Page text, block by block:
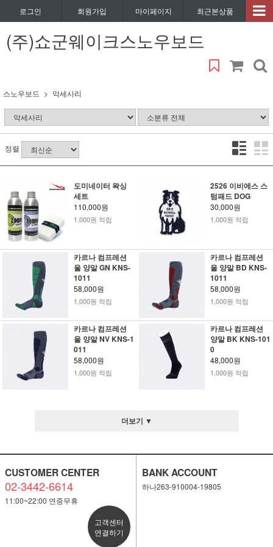
로그인 회원가입 마이페이지 최근본상품
(주)쇼군웨이크스노우보드
스노우보드 악세사리
정렬
도미네이터 왁싱
세트
110,000원
1,000원 적립
2526 이비에스 스
텀패드 DOG
30,000원
1,000원 적립
카르나 컴프레션
울 양말 GN KNS-
1011
58,000원
1,000원 적립
카르나 컴프레션
울 양말 BD KNS-
1011
58,000원
1,000원 적립
카르나 컴프레션
울 양말 NV KNS-1
011
58,000원
1,000원 적립
카르나 컴프레션
양말 BK KNS-101
0
48,000원
1,000원 적립
더보기 ▼
CUSTOMER CENTER
02-3442-6614
11:00~22:00 연중무휴
고객센터
연결하기
BANK ACCOUNT
하나263-910004-19805